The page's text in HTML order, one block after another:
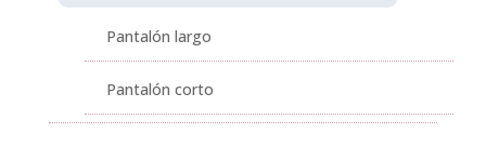
Pantalón largo
Pantalón corto